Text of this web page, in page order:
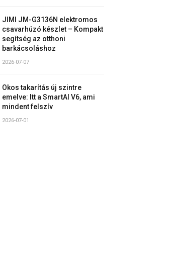
JIMI JM-G3136N elektromos
csavarhúzó készlet – Kompakt
segítség az otthoni
barkácsoláshoz
2026-07-07
Okos takarítás új szintre
emelve: Itt a SmartAI V6, ami
mindent felszív
2026-07-01